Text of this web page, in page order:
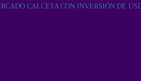
CALCETA CON INVERSIÓN DE